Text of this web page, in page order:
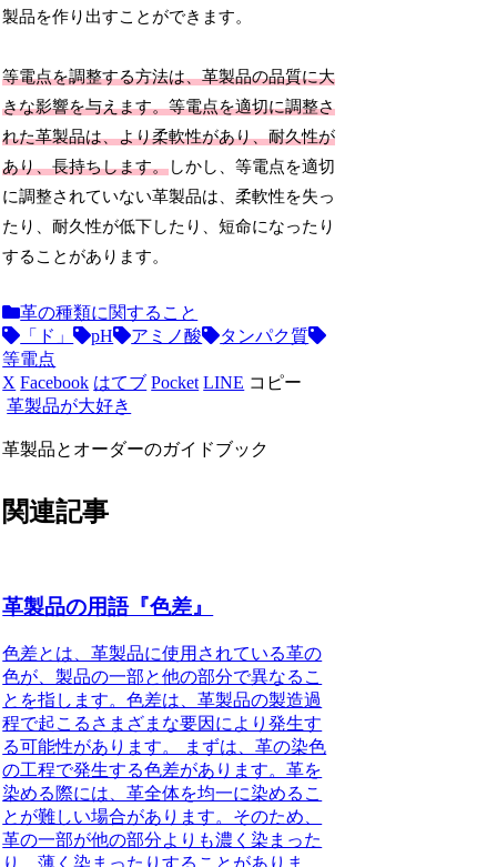
製品を作り出すことができます。
等電点を調整する方法は、革製品の品質に大
きな影響を与えます。等電点を適切に調整さ
れた革製品は、より柔軟性があり、耐久性が
あり、長持ちします。しかし、等電点を適切
に調整されていない革製品は、柔軟性を失っ
たり、耐久性が低下したり、短命になったり
することがあります。
革の種類に関すること
「ド」
pH アミノ酸
タンパク質
等電点
X Facebook はてブ Pocket LINE コピー
革製品が大好き
革製品とオーダーのガイドブック
関連記事
革製品の用語『色差』
色差とは、革製品に使用されている革の
色が、製品の一部と他の部分で異なるこ
とを指します。色差は、革製品の製造過
程で起こるさまざまな要因により発生す
る可能性があります。 まずは、革の染色
の工程で発生する色差があります。革を
染める際には、革全体を均一に染めるこ
とが難しい場合があります。そのため、
革の一部が他の部分よりも濃く染まった
り、薄く染まったりすることがありま